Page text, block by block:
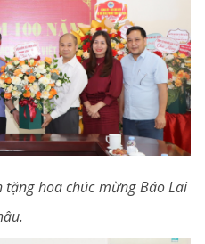
hoa chúc mừng Báo Lai